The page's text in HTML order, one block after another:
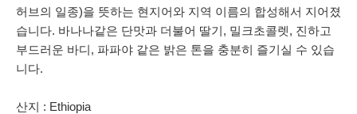
허브의 일종)을 뜻하는 현지어와 지역 이름의 합성해서 지어졌
습니다. 바나나같은 단맛과 더불어 딸기, 밀크초콜렛, 진하고
부드러운 바디, 파파야 같은 밝은 톤을 충분히 즐기실 수 있습
니다.
산지 : Ethiopia